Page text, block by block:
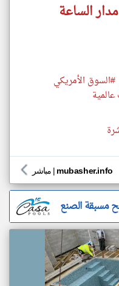
الساعة
#السوق الأمريكي
مباشر | mubasher.info
مسبقة الصنع